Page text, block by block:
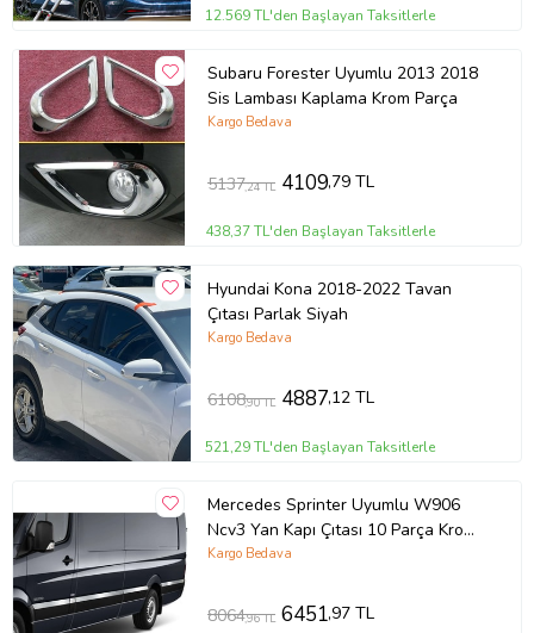
12.569 TL'den Başlayan Taksitlerle
Subaru Forester Uyumlu 2013 2018
Sis Lambası Kaplama Krom Parça
Kargo Bedava
5137,24 TL 4109,79 TL
438,37 TL'den Başlayan Taksitlerle
Hyundai Kona 2018-2022 Tavan
Çıtası Parlak Siyah
Kargo Bedava
6108,90 TL 4887,12 TL
521,29 TL'den Başlayan Taksitlerle
Mercedes Sprinter Uyumlu W906
Ncv3 Yan Kapı Çıtası 10 Parça Krom
(Extra Uzun) 2006 Ve Sonrası
Kargo Bedava
8064,96 TL 6451,97 TL